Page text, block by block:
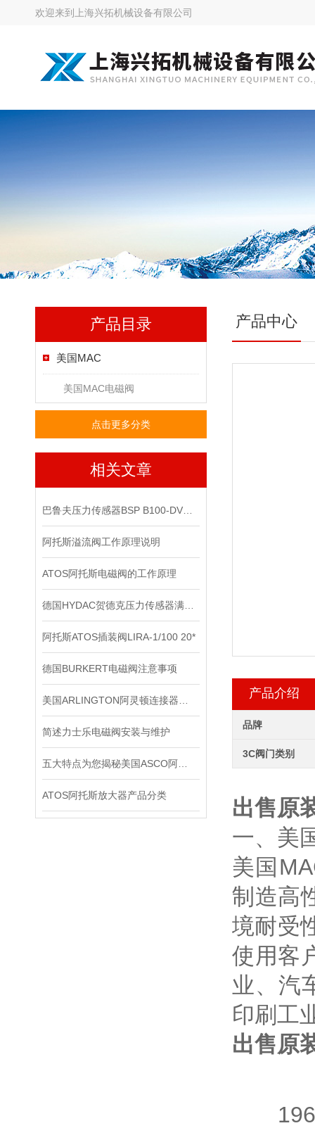
欢迎来到 上海兴拓机械设备有限公司
产品目录
美国MAC
美国MAC电磁阀
点击更多分类
相关文章
阿托斯溢流阀工作原理说明
ATOS阿托斯电磁阀的工作原理
阿托斯ATOS插装阀LIRA-1/100 20*
德国BURKERT电磁阀注意事项
简述力士乐电磁阀安装与维护
ATOS阿托斯放大器产品分类
产品中心
产品介绍
品牌
3C阀门类别
出售原
一、美
美国
制造高
境耐受
使用客
业、汽
印刷工
出售原
1964